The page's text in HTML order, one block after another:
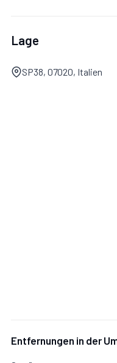
Badezimmer:
Lage
SP38, 07020, Italien
Entfernungen in der